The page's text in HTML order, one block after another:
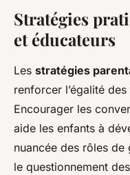
Stratégies
et éducateurs
Les stratégies
renforcer l’égalité
Encourager les
aide les enfants à
nuancée des rôles
le questionnement